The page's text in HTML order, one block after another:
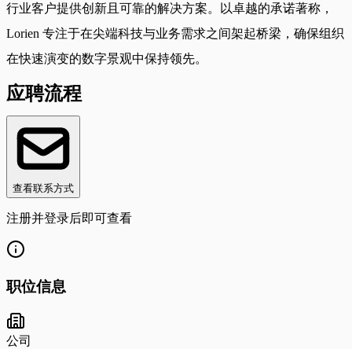
行业客户提供创新且可靠的解决方案。以卓越的承诺著称，
Lorien 专注于在尖端科技与业务需求之间架起桥梁，确保组织
在快速演变的数字景观中保持领先。
应聘流程
查看联系方式
注册并登录后即可查看
职位信息
公司